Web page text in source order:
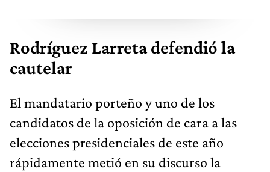
Rodríguez Larreta defendió la
cautelar
El mandatario porteño y uno de los
candidatos de la oposición de cara a las
elecciones presidenciales de este año
rápidamente metió en su discurso la